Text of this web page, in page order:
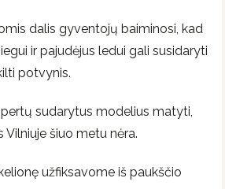
dalis gyventojų baiminosi, kad
ir pajudėjus ledui gali susidaryti
potvynis.
sudarytus modelius matyti,
šiuo metu nėra.
užfiksavome iš paukščio